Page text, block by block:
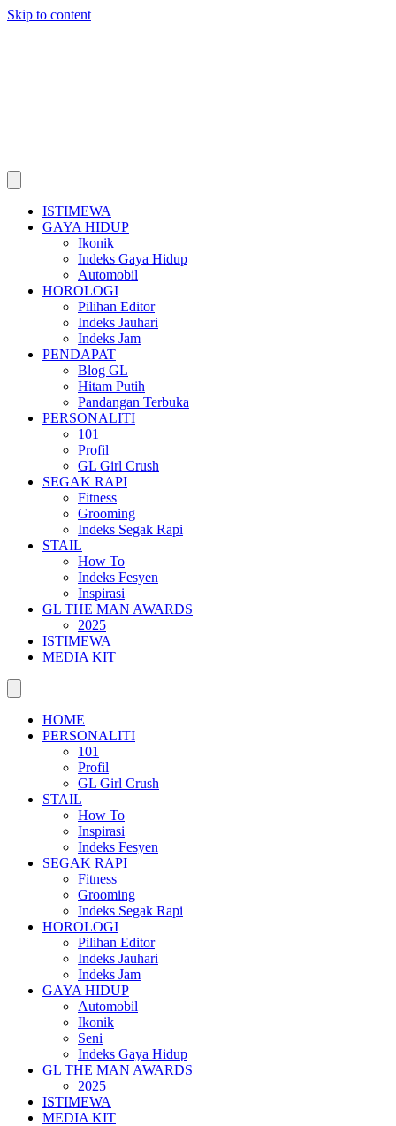
Skip to content
ISTIMEWA
GAYA HIDUP
Ikonik
Indeks Gaya Hidup
Automobil
HOROLOGI
Pilihan Editor
Indeks Jauhari
Indeks Jam
PENDAPAT
Blog GL
Hitam Putih
Pandangan Terbuka
PERSONALITI
101
Profil
GL Girl Crush
SEGAK RAPI
Fitness
Grooming
Indeks Segak Rapi
STAIL
How To
Indeks Fesyen
Inspirasi
GL THE MAN AWARDS
2025
ISTIMEWA
MEDIA KIT
HOME
PERSONALITI
101
Profil
GL Girl Crush
STAIL
How To
Inspirasi
Indeks Fesyen
SEGAK RAPI
Fitness
Grooming
Indeks Segak Rapi
HOROLOGI
Pilihan Editor
Indeks Jauhari
Indeks Jam
GAYA HIDUP
Automobil
Ikonik
Seni
Indeks Gaya Hidup
GL THE MAN AWARDS
2025
ISTIMEWA
MEDIA KIT